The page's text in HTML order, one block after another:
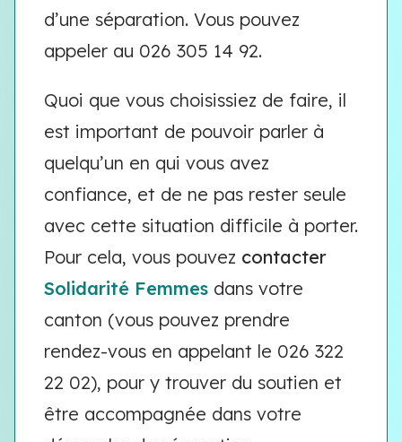
d’une séparation. Vous pouvez
appeler au 026 305 14 92.
Quoi que vous choisissiez de faire, il
est important de pouvoir parler à
quelqu’un en qui vous avez
confiance, et de ne pas rester seule
avec cette situation difficile à porter.
Pour cela, vous pouvez contacter
Solidarité Femmes dans votre
canton (vous pouvez prendre
rendez-vous en appelant le 026 322
22 02), pour y trouver du soutien et
être accompagnée dans votre